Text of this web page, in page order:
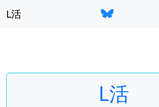
L活
L活